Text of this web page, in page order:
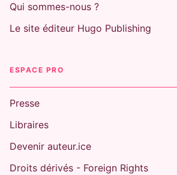
Qui sommes-nous ?
Le site éditeur Hugo Publishing
ESPACE PRO
Presse
Libraires
Devenir auteur.ice
Droits dérivés - Foreign Rights